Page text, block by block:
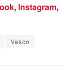
, Instagram,
Vasco